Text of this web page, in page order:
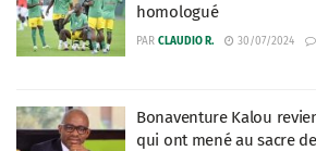
homologué
PAR CLAUDIO R. 30/07/2024
Bonaventure Kalou
qui ont mené au sacre